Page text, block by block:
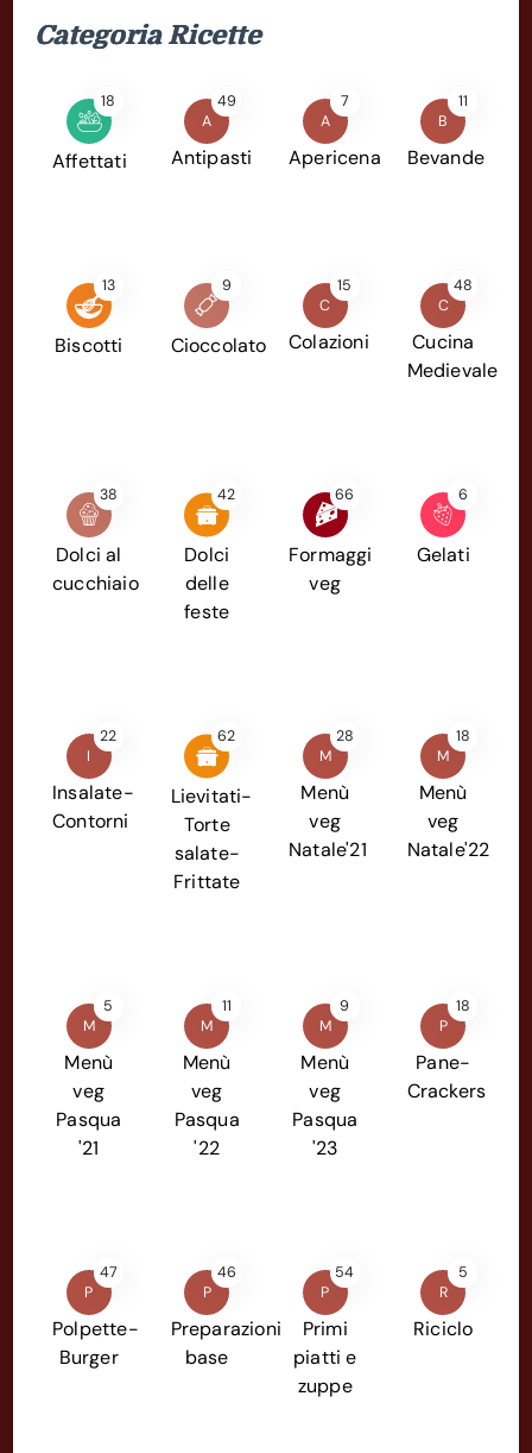
Categoria Ricette
18
Affettati
A
49
Antipasti
A
7
Apericena
B
11
Bevande
13
Biscotti
9
Cioccolato
C
15
Colazioni
C
48
Cucina
Medievale
38
Dolci al
cucchiaio
42
Dolci
delle
feste
66
Formaggi
veg
6
Gelati
I
22
Insalate-
Contorni
62
Lievitati-
Torte
salate-
Frittate
M
28
Menù
veg
Natale'21
M
18
Menù
veg
Natale'22
M
5
Menù
veg
Pasqua
'21
M
11
Menù
veg
Pasqua
'22
M
9
Menù
veg
Pasqua
'23
P
18
Pane-
Crackers
P
47
Polpette-
Burger
P
46
Preparazioni
base
P
54
Primi
piatti e
zuppe
R
5
Riciclo